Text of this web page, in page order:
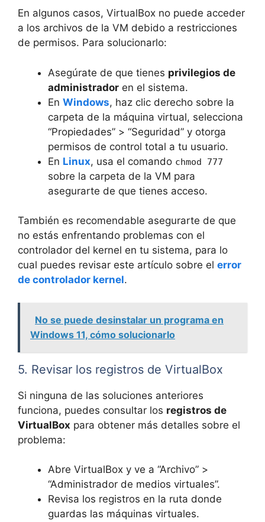
En algunos casos, VirtualBox no puede acceder
a los archivos de la VM debido a restricciones
de permisos. Para solucionarlo:
Asegúrate de que tienes privilegios de
administrador en el sistema.
En Windows, haz clic derecho sobre la
carpeta de la máquina virtual, selecciona
“Propiedades” > “Seguridad” y otorga
permisos de control total a tu usuario.
En Linux, usa el comando chmod 777
sobre la carpeta de la VM para
asegurarte de que tienes acceso.
También es recomendable asegurarte de que
no estás enfrentando problemas con el
controlador del kernel en tu sistema, para lo
cual puedes revisar este artículo sobre el error
de controlador kernel.
No se puede desinstalar un programa en
Windows 11, cómo solucionarlo
5. Revisar los registros de VirtualBox
Si ninguna de las soluciones anteriores
funciona, puedes consultar los registros de
VirtualBox para obtener más detalles sobre el
problema:
Abre VirtualBox y ve a “Archivo” >
“Administrador de medios virtuales”.
Revisa los registros en la ruta donde
guardas las máquinas virtuales.